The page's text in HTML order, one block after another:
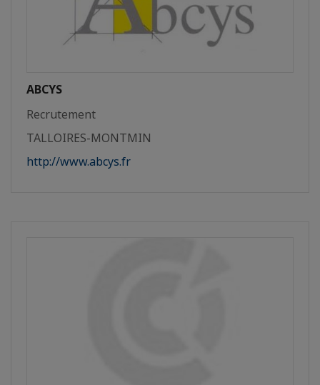
ABCYS
Recrutement
TALLOIRES-MONTMIN
http://www.abcys.fr